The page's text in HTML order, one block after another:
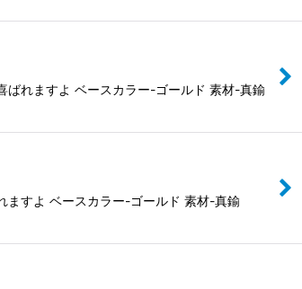
ばれますよ ベースカラー-ゴールド 素材-真鍮
ますよ ベースカラー-ゴールド 素材-真鍮